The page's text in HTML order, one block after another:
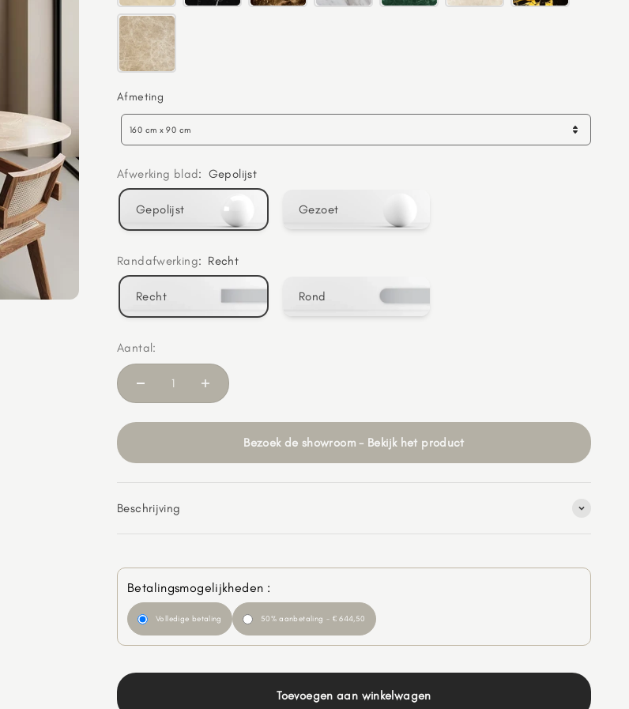
Afmeting
160 cm x 90 cm
Afwerking blad: Gepolijst
Gepolijst Gezoet
Randafwerking: Recht
Recht Rond
Aantal:
Bezoek de showroom - Bekijk het product
Beschrijving
Toevoegen aan winkelwagen
Betalingsmogelijkheden :
Volledige betaling 50% aanbetaling - € 644,50